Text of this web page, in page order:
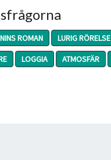
ROMAN LURIG RÖRELSE
LOGGIA ATMOSFÄR